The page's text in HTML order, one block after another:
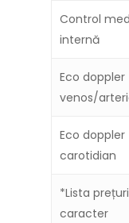
Control
internă
Eco doppler
venos/
Eco doppler
carotidian
*Lista
caracter